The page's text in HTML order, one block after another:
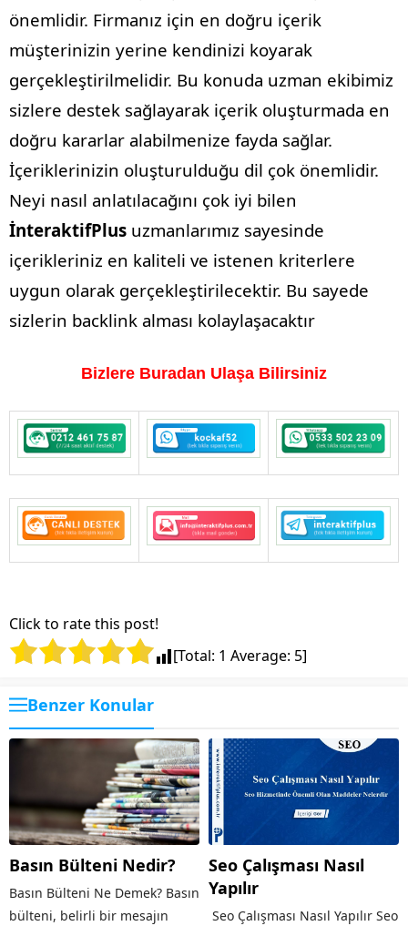
önemlidir. Firmanız için en doğru içerik
müşterinizin yerine kendinizi koyarak
gerçekleştirilmelidir. Bu konuda uzman ekibimiz
sizlere destek sağlayarak içerik oluşturmada en
doğru kararlar alabilmenize fayda sağlar.
İçeriklerinizin oluşturulduğu dil çok önemlidir.
Neyi nasıl anlatılacağını çok iyi bilen
İnteraktifPlus uzmanlarımız sayesinde
içerikleriniz en kaliteli ve istenen kriterlere
uygun olarak gerçekleştirilecektir. Bu sayede
sizlerin backlink alması kolaylaşacaktır
Bizlere Buradan Ulaşa Bilirsiniz
Click to rate this post!
[Total: 1 Average: 5]
Benzer Konular
Basın Bülteni Nedir?
Basın Bülteni Ne Demek? Basın
bülteni, belirli bir mesajın
Seo Çalışması Nasıl
Yapılır
Seo Çalışması Nasıl Yapılır Seo